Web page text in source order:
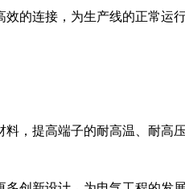
的连接，为生产线的正常运行
，提高端子的耐高温、耐高压